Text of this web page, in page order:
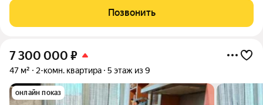
отличной планировкой. Современный ремонт выполнен с
использованием качественных
Позвонить
7 300 000 ₽
47 м² 2-комн. квартира 5 этаж из 9
онлайн показ